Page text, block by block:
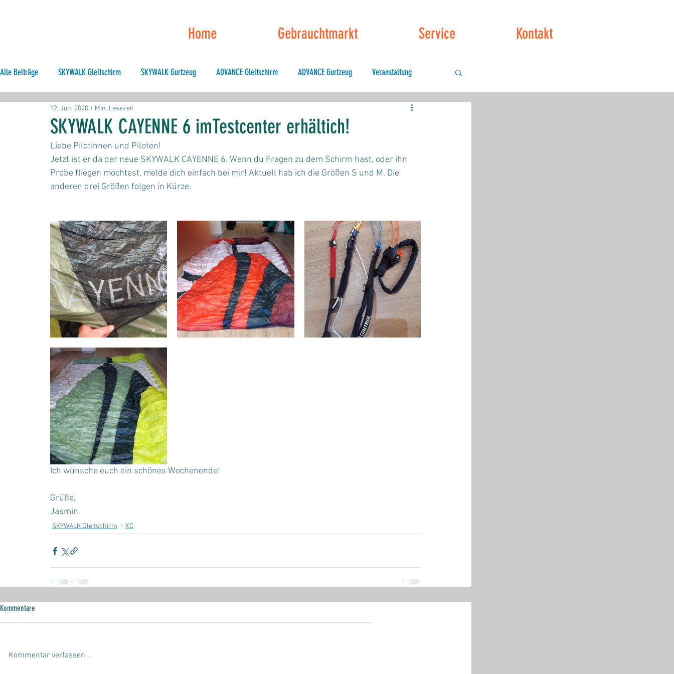
Home Gebrauchtmarkt Service Kontakt
Alle Beiträge SKYWALK Gleitschirm SKYWALK Gurtzeug ADVANCE Gleitschirm ADVANCE Gurtzeug Veranstaltung
Allgemeines XC
SKYWALK CAYENNE 6 imTestcenter erhältich!
12. Juni 2020 1 Min. Lesezeit
Liebe Pilotinnen und Piloten!
Jetzt ist er da der neue SKYWALK CAYENNE 6. Wenn du Fragen zu dem Schirm hast, oder ihn
Probe fliegen möchtest, melde dich einfach bei mir! Aktuell hab ich die Größen S und M. Die
anderen drei Größen folgen in Kürze.
Ich wünsche euch ein schönes Wochenende!
Grüße,
Jasmin
SKYWALK Gleitschirm XC
Kommentare
Kommentar verfassen...